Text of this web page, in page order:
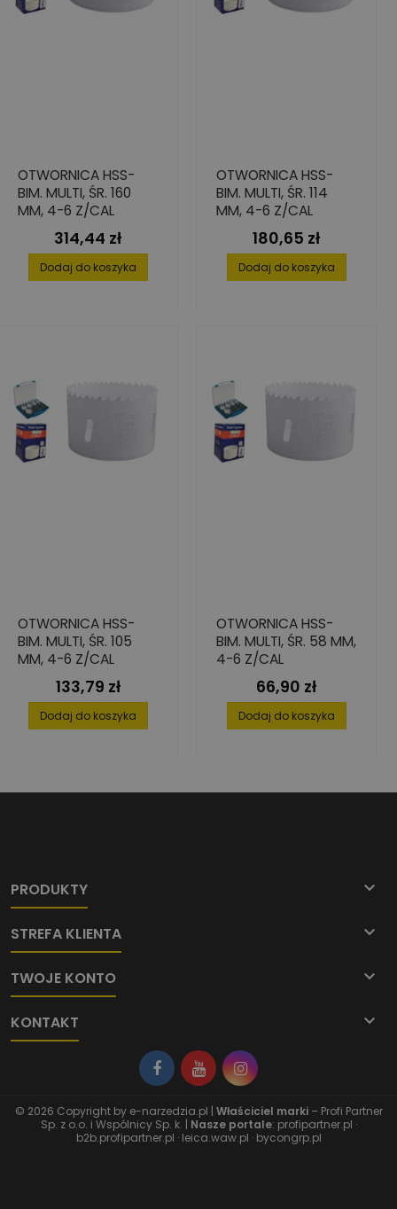
OTWORNICA HSS-
BIM. MULTI, ŚR. 160
MM, 4-6 Z/CAL
Cena
314,44 zł
Dodaj do koszyka
OTWORNICA HSS-
BIM. MULTI, ŚR. 114
MM, 4-6 Z/CAL
Cena
180,65 zł
Dodaj do koszyka
OTWORNICA HSS-
BIM. MULTI, ŚR. 105
MM, 4-6 Z/CAL
Cena
133,79 zł
Dodaj do koszyka
OTWORNICA HSS-
BIM. MULTI, ŚR. 58 MM,
4-6 Z/CAL
Cena
66,90 zł
Dodaj do koszyka
PRODUKTY 
STREFA KLIENTA 
TWOJE KONTO 
KONTAKT 
© 2026 Copyright by e-narzedzia.pl | Właściciel marki– Profi Partner
Sp. z o.o. i Wspólnicy Sp. k. | Nasze portale: profipartner.pl ·
b2b.profipartner.pl · leica.waw.pl · bycongrp.pl